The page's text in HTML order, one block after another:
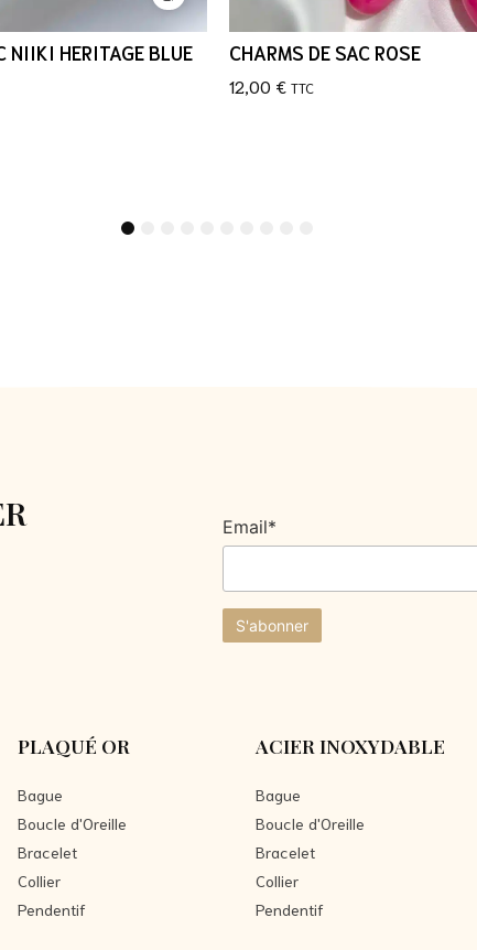
NIIKI HERITAGE BLUE CHARMS DE SAC ROSE
12,00 € TTC
4
Email*
PLAQUÉ OR
Bague
Boucle d'Oreille
Bracelet
Collier
Pendentif
ACIER INOXYDABLE
Bague
Boucle d'Oreille
Bracelet
Collier
Pendentif